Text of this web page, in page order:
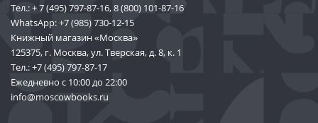
Тел.:+ 7 (495) 797-87-16,8 (800) 101-87-16
WhatsApp:+7 (985) 730-12-15
Книжный магазин «Москва»
125375, г. Москва, ул. Тверская, д. 8, к. 1
Тел.:+7 (495) 797-87-17
Ежедневно с 10:00 до 22:00
info@moscowbooks.ru